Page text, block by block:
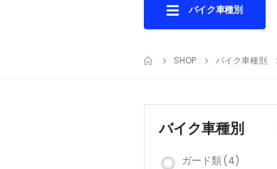
バイク車種別
SHOP バイク車種別
バイク車種別
ガード類(4)